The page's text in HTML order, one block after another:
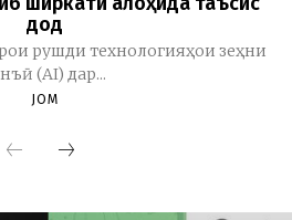
дод
рушди технологияҳои зеҳни
(AI) дар...
JOM